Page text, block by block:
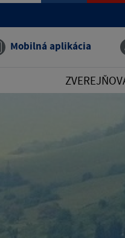
Mobilná aplikácia